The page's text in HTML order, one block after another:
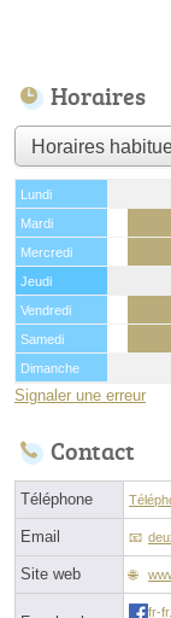
Horaires
Lundi
Mardi
Mercredi
Jeudi
Vendredi
Samedi
Dimanche
Signaler une erreur
Contact
Téléphone
Email
Site web
fr-